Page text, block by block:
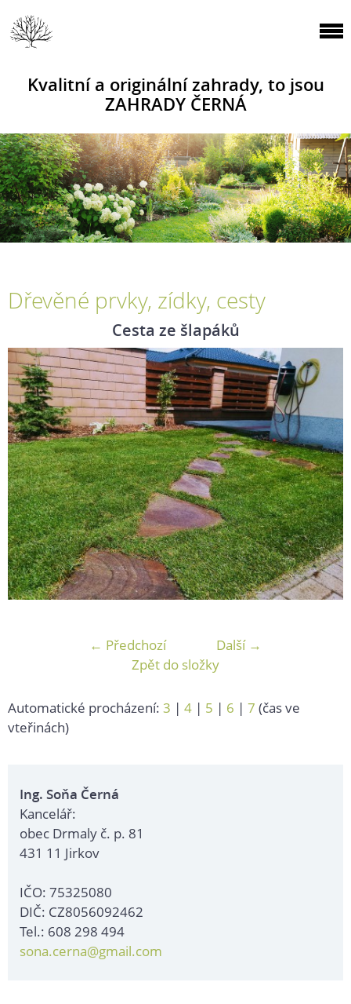
Kvalitní a originální zahrady, to jsou
ZAHRADY ČERNÁ
Dřevěné prvky, zídky, cesty
Cesta ze šlapáků
← Předchozí
Další →
Zpět do složky
Automatické procházení: 3 | 4 | 5 | 6 | 7 (čas ve
vteřinách)
Ing. Soňa Černá
Kancelář:
obec Drmaly č. p. 81
431 11 Jirkov
IČO: 75325080
DIČ: CZ8056092462
Tel.: 608 298 494
sona.cerna@gmail.com